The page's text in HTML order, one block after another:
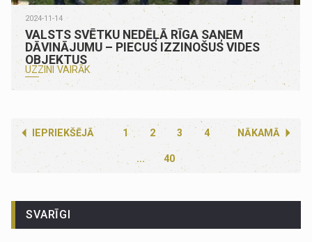
2024-11-14
VALSTS SVĒTKU NEDĒĻĀ RĪGA SAŅEM
DĀVINĀJUMU – PIECUS IZZINOŠUS VIDES
OBJEKTUS
UZZINI VAIRĀK
IEPRIEKŠĒJĀ 1 2 3 4 NĀKAMĀ
... 40
SVARĪGI